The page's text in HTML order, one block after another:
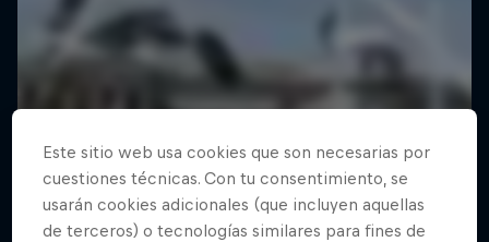
Este sitio web usa cookies que son necesarias por
cuestiones técnicas. Con tu consentimiento, se
usarán cookies adicionales (que incluyen aquellas
de terceros) o tecnologías similares para fines de